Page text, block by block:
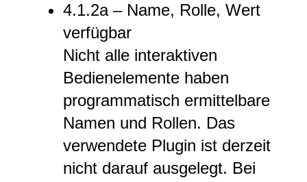
4.1.2a – Name, Rolle, Wert
verfügbar
Nicht alle interaktiven
Bedienelemente haben
programmatisch ermittelbare
Namen und Rollen. Das
verwendete Plugin ist derzeit
nicht darauf ausgelegt. Bei